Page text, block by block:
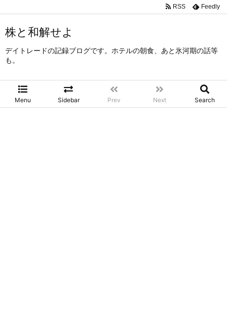
株と和解せよ
デイトレードの記録ブログです。ホテルの朝食、あと氷河期の話等
も。
Menu Sidebar Prev Next Search
RSS Feedly